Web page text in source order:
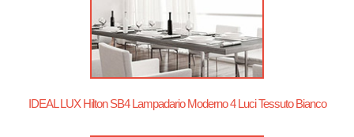
IDEAL LUX Hilton SB4 Lampadario Moderno 4 Luci Tessuto Bianco